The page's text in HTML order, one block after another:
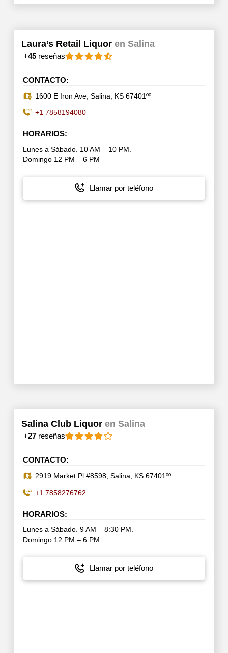
Laura’s Retail Liquor en Salina
+45reseñas
CONTACTO:
1600 E Iron Ave, Salina, KS 67401ºº
+1 7858194080
HORARIOS:
Lunes a Sábado. 10 AM – 10 PM.
Domingo 12 PM – 6 PM
Llamar por teléfono
Salina Club Liquor en Salina
+27reseñas
CONTACTO:
2919 Market Pl #8598, Salina, KS 67401ºº
+1 7858276762
HORARIOS:
Lunes a Sábado. 9 AM – 8:30 PM.
Domingo 12 PM – 6 PM
Llamar por teléfono